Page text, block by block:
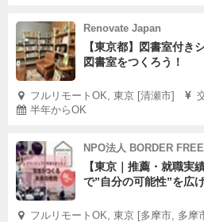
Renovate Japan
【東京都】図書室付き
図書室をつくろう！
フルリモートOK, 東京 [清瀬市]
半年からOK
NPO法人 BORDER FREE
【東京｜推薦・就職実
で”自分の可能性”を広
フルリモートOK, 東京 [多摩市, 多摩